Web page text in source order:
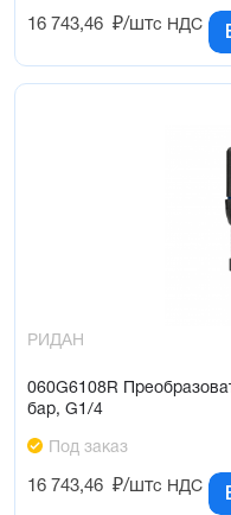
16 743,46 ₽/штс НДС
РИДАН
060G6108R
бар, G1/4
Под заказ
16 743,46 ₽/штс НДС